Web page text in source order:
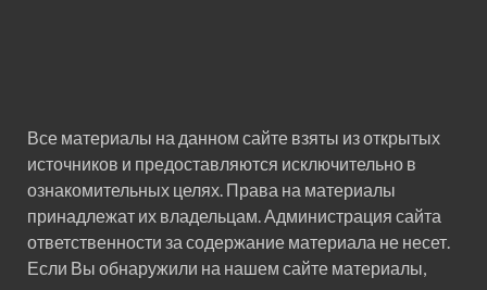
Все материалы на данном сайте взяты из открытых
источников и предоставляются исключительно в
ознакомительных целях. Права на материалы
принадлежат их владельцам. Администрация сайта
ответственности за содержание материала не несет.
Если Вы обнаружили на нашем сайте материалы,